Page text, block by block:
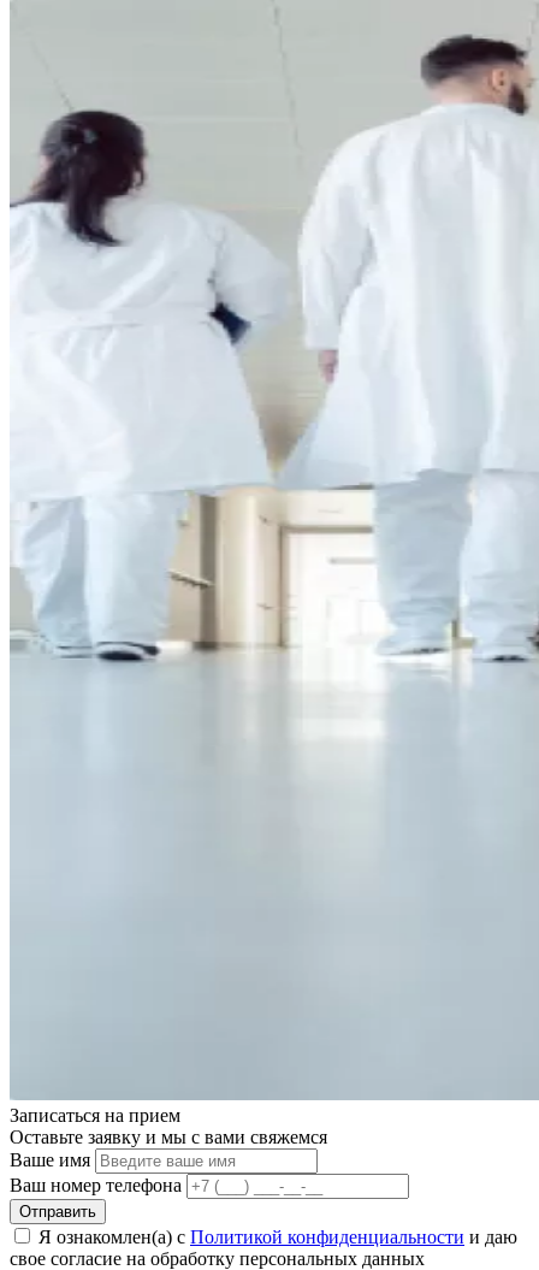
Записаться на прием
Оставьте заявку и мы с вами свяжемся
Ваше имя
Ваш номер телефона
Отправить
Я ознакомлен(а) с Политикой конфиденциальности и даю
свое cогласие на обработку персональных данных